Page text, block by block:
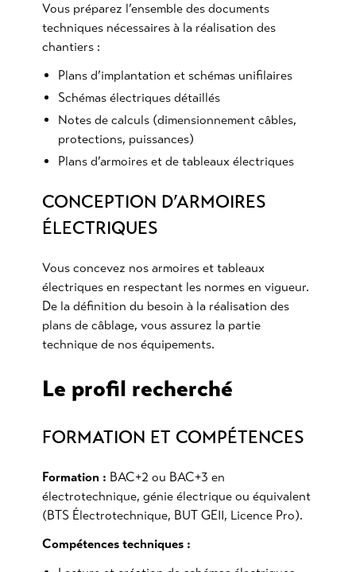
Vous préparez l’ensemble des documents
techniques nécessaires à la réalisation des
chantiers :
Plans d’implantation et schémas unifilaires
Schémas électriques détaillés
Notes de calculs (dimensionnement câbles,
protections, puissances)
Plans d’armoires et de tableaux électriques
CONCEPTION D’ARMOIRES
ÉLECTRIQUES
Vous concevez nos armoires et tableaux
électriques en respectant les normes en vigueur.
De la définition du besoin à la réalisation des
plans de câblage, vous assurez la partie
technique de nos équipements.
Le profil recherché
FORMATION ET COMPÉTENCES
Formation : BAC+2 ou BAC+3 en
électrotechnique, génie électrique ou équivalent
(BTS Électrotechnique, BUT GEII, Licence Pro).
Compétences techniques :